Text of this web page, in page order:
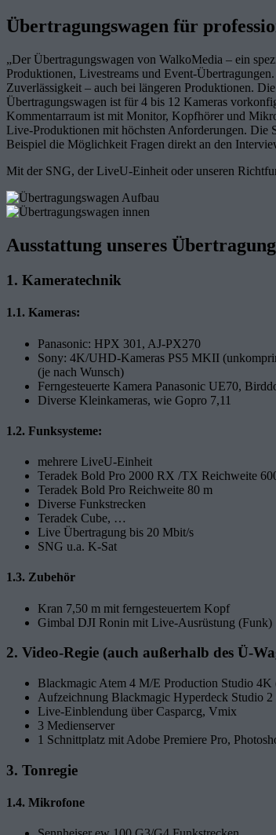
Übertragungswagen für
„Der Übertragungswagen von WalkoMedia – ein
Produktionen, Livestreams und Event-
Zuverlässigkeit – auch bei längeren Produktionen.
Übertragungswagen ist für 4 bis 12 Kameras
Kommentarraum ist mit Monitor, Kopfhörer und
Live-Produktionen mit höchsten Anforderungen. Die
Beispiel die Möglichkeit Fragen direkt an den
Mit der SNG, der LiveU-Einheit oder unseren
Ausstattung unseres
1. Kameratechnik
1.1. Kameras:
Panasonic: HPX 301, AJ-PX270
Sony: 4K/UHD-Kameras PS5 MKII
(je nach Wunsch)
Ferngesteuerte Kamera Panasonic UE70,
Diverse Kleinkameras, wie Gopro 7,11
1.2. Funksysteme:
mehrere LiveU-Einheit
Teradek Bold Pro 2000 RX /TX Reichweite
Teradek Bold Pro Reichweite 80 m
Diverse Funkstrecken
Teradek Cube, …
Live Übertragung bis 20 Mbit/s
SNG u.a. K-Sat
1.3. Zubehör
Kran 7,50 m mit ferngesteuertem Kopf
Gimbal DJI Ronin mit Live-Ausrüstung (Funk)
2. Video-Regie (auch außerhalb des Ü-
Blackmagic Atem 4 M/E Production Studio
Aufzeichnung Blackmagic Hyperdeck Studio
Live-Einblendung über Casparcg, Vmix
3 Medienserver
1 Schnittplatz mit Adobe Premiere Pro,
3. Tonregie
1.4. Mikrofone